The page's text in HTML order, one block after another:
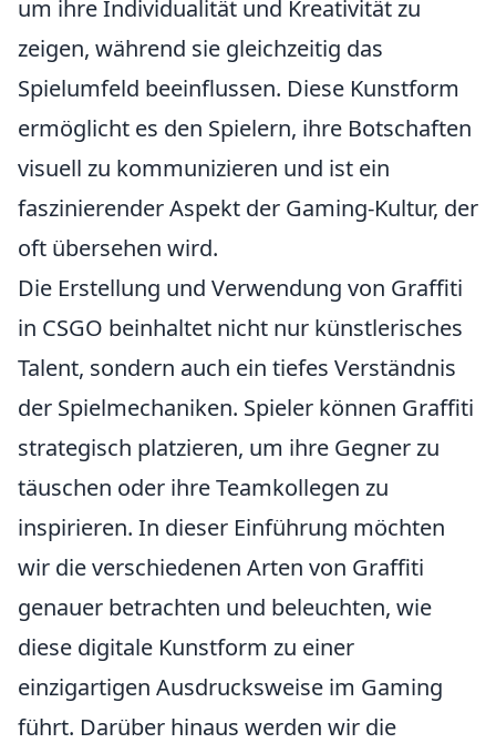
um ihre Individualität und Kreativität zu
zeigen, während sie gleichzeitig das
Spielumfeld beeinflussen. Diese Kunstform
ermöglicht es den Spielern, ihre Botschaften
visuell zu kommunizieren und ist ein
faszinierender Aspekt der Gaming-Kultur, der
oft übersehen wird.
Die Erstellung und Verwendung von Graffiti
in CSGO beinhaltet nicht nur künstlerisches
Talent, sondern auch ein tiefes Verständnis
der Spielmechaniken. Spieler können Graffiti
strategisch platzieren, um ihre Gegner zu
täuschen oder ihre Teamkollegen zu
inspirieren. In dieser Einführung möchten
wir die verschiedenen Arten von Graffiti
genauer betrachten und beleuchten, wie
diese digitale Kunstform zu einer
einzigartigen Ausdrucksweise im Gaming
führt. Darüber hinaus werden wir die